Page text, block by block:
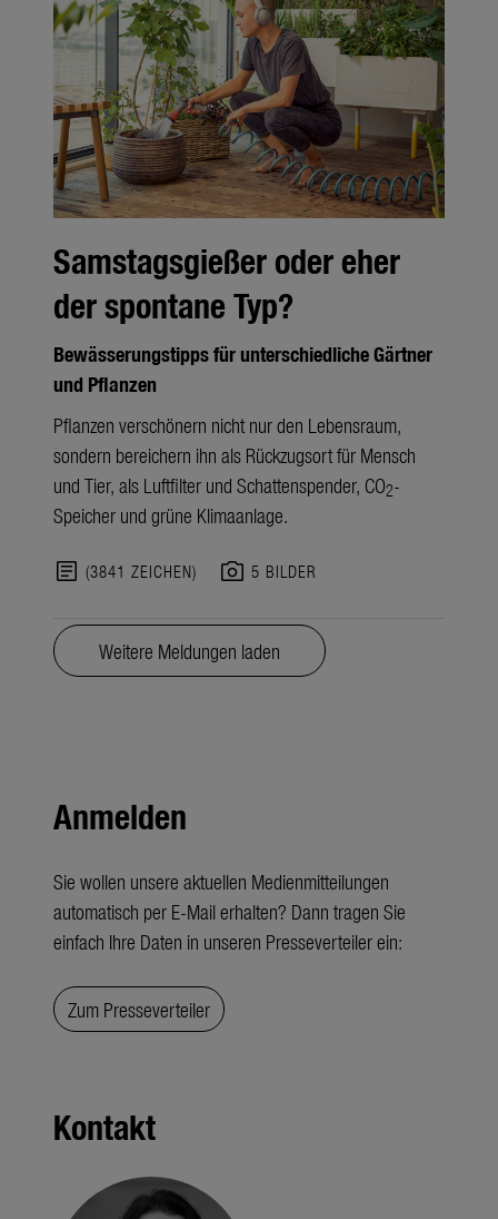
Samstagsgießer oder eher
der spontane Typ?
Bewässerungstipps für unterschiedliche Gärtner
und Pflanzen
Pflanzen verschönern nicht nur den Lebensraum,
sondern bereichern ihn als Rückzugsort für Mensch
und Tier, als Luftfilter und Schattenspender, CO2-
Speicher und grüne Klimaanlage.
article (3841 ZEICHEN) photo_camera 5 BILDER
Weitere Meldungen laden
Anmelden
Sie wollen unsere aktuellen Medienmitteilungen
automatisch per E-Mail erhalten? Dann tragen Sie
einfach Ihre Daten in unseren Presseverteiler ein:
Zum Presseverteiler
Kontakt